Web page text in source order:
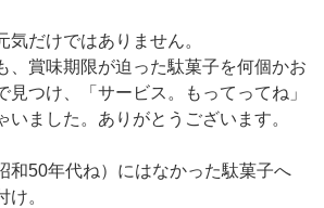
気だけではありません。
、賞味期限が迫った駄菓子を何個かお
見つけ、「サービス。もってってね」
いました。ありがとうございます。
和50年代ね）にはなかった駄菓子へ
。